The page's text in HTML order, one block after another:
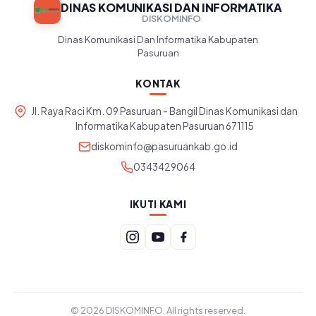
DINAS KOMUNIKASI DAN INFORMATIKA
DISKOMINFO
Dinas Komunikasi Dan Informatika Kabupaten
Pasuruan
KONTAK
Jl. Raya Raci Km. 09 Pasuruan - Bangil Dinas Komunikasi dan
Informatika Kabupaten Pasuruan 671115
diskominfo@pasuruankab.go.id
0343429064
IKUTI KAMI
© 2026 DISKOMINFO. All rights reserved.